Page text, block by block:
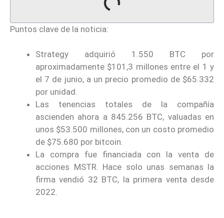
Puntos clave de la noticia:
Strategy adquirió 1.550 BTC por
aproximadamente $101,3 millones entre el 1 y
el 7 de junio, a un precio promedio de $65.332
por unidad.
Las tenencias totales de la compañía
ascienden ahora a 845.256 BTC, valuadas en
unos $53.500 millones, con un costo promedio
de $75.680 por bitcoin.
La compra fue financiada con la venta de
acciones MSTR. Hace solo unas semanas la
firma vendió 32 BTC, la primera venta desde
2022.